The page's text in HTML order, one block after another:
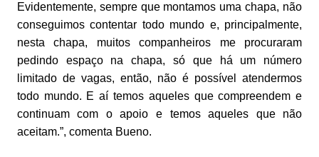
Evidentemente, sempre que montamos uma chapa, não
conseguimos contentar todo mundo e, principalmente,
nesta chapa, muitos companheiros me procuraram
pedindo espaço na chapa, só que há um número
limitado de vagas, então, não é possível atendermos
todo mundo. E aí temos aqueles que compreendem e
continuam com o apoio e temos aqueles que não
aceitam.”, comenta Bueno.